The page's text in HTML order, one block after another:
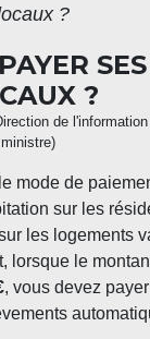
?
SES
?
de
mode de
sur les
les logements
lorsque le
, vous devez